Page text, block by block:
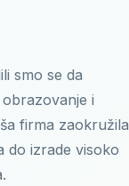
smo se da
i
firma zaokružila
do izrade visoko